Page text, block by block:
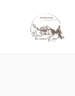
content